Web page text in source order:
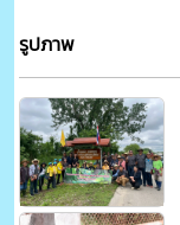
รูปภาพ